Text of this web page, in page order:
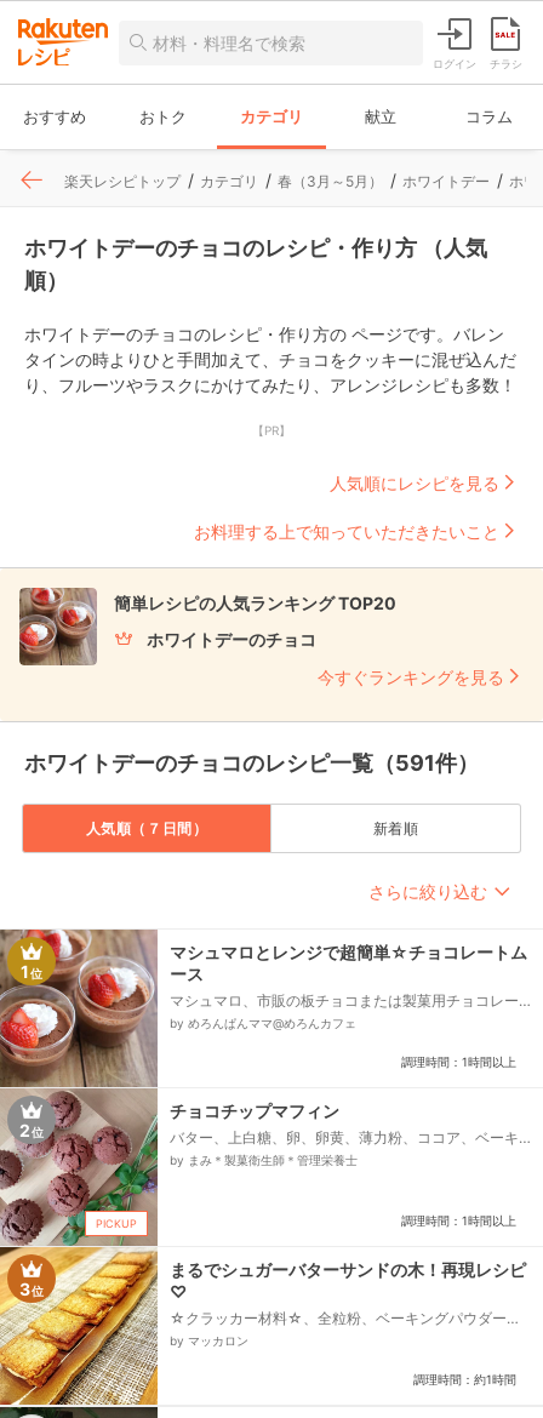
ログイン チラシ
おすすめ おトク カテゴリ 献立 コラム
楽天レシピトップ カテゴリ 春（3月～5月） ホワイトデー ホワ
ホワイトデーのチョコのレシピ・作り方 （人気
順）
ホワイトデーのチョコのレシピ・作り方の ページです。バレン
タインの時よりひと手間加えて、チョコをクッキーに混ぜ込んだ
り、フルーツやラスクにかけてみたり、アレンジレシピも多数！
【PR】
人気順にレシピを見る
お料理する上で知っていただきたいこと
簡単レシピの人気ランキング TOP20
ホワイトデーのチョコ
今すぐランキングを見る
ホワイトデーのチョコのレシピ一覧（591件）
人気順（７日間） 新着順
さらに絞り込む
1位
マシュマロとレンジで超簡単☆チョコレートム
ース
マシュマロ、市販の板チョコまたは製菓用チョコレー
ト、牛乳、好みのフルーツ等（イチゴ使用）、ホイッ
by めろんぱんママ@めろんカフェ
調理時間：1時間以上
2位
PICKUP
チョコチップマフィン
バター、上白糖、卵、卵黄、薄力粉、ココア、ベーキ
ングパウダー、プレーンヨーグルト、牛乳、チョコチ
by まみ＊製菓衛生師＊管理栄養士
調理時間：1時間以上
3位
まるでシュガーバターサンドの木！再現レシピ
♡
☆クラッカー材料☆、全粒粉、ベーキングパウダー、
塩、油、水、バター、グラニュー糖、☆ガナッシュ材
by マッカロン
調理時間：約1時間